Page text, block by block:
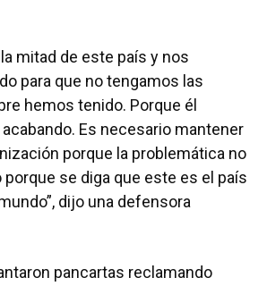
mitad de este país y nos
para que no tengamos las
hemos tenido. Porque él
Es necesario mantener
porque la problemática no
se diga que este es el país
dijo una defensora
pancartas reclamando